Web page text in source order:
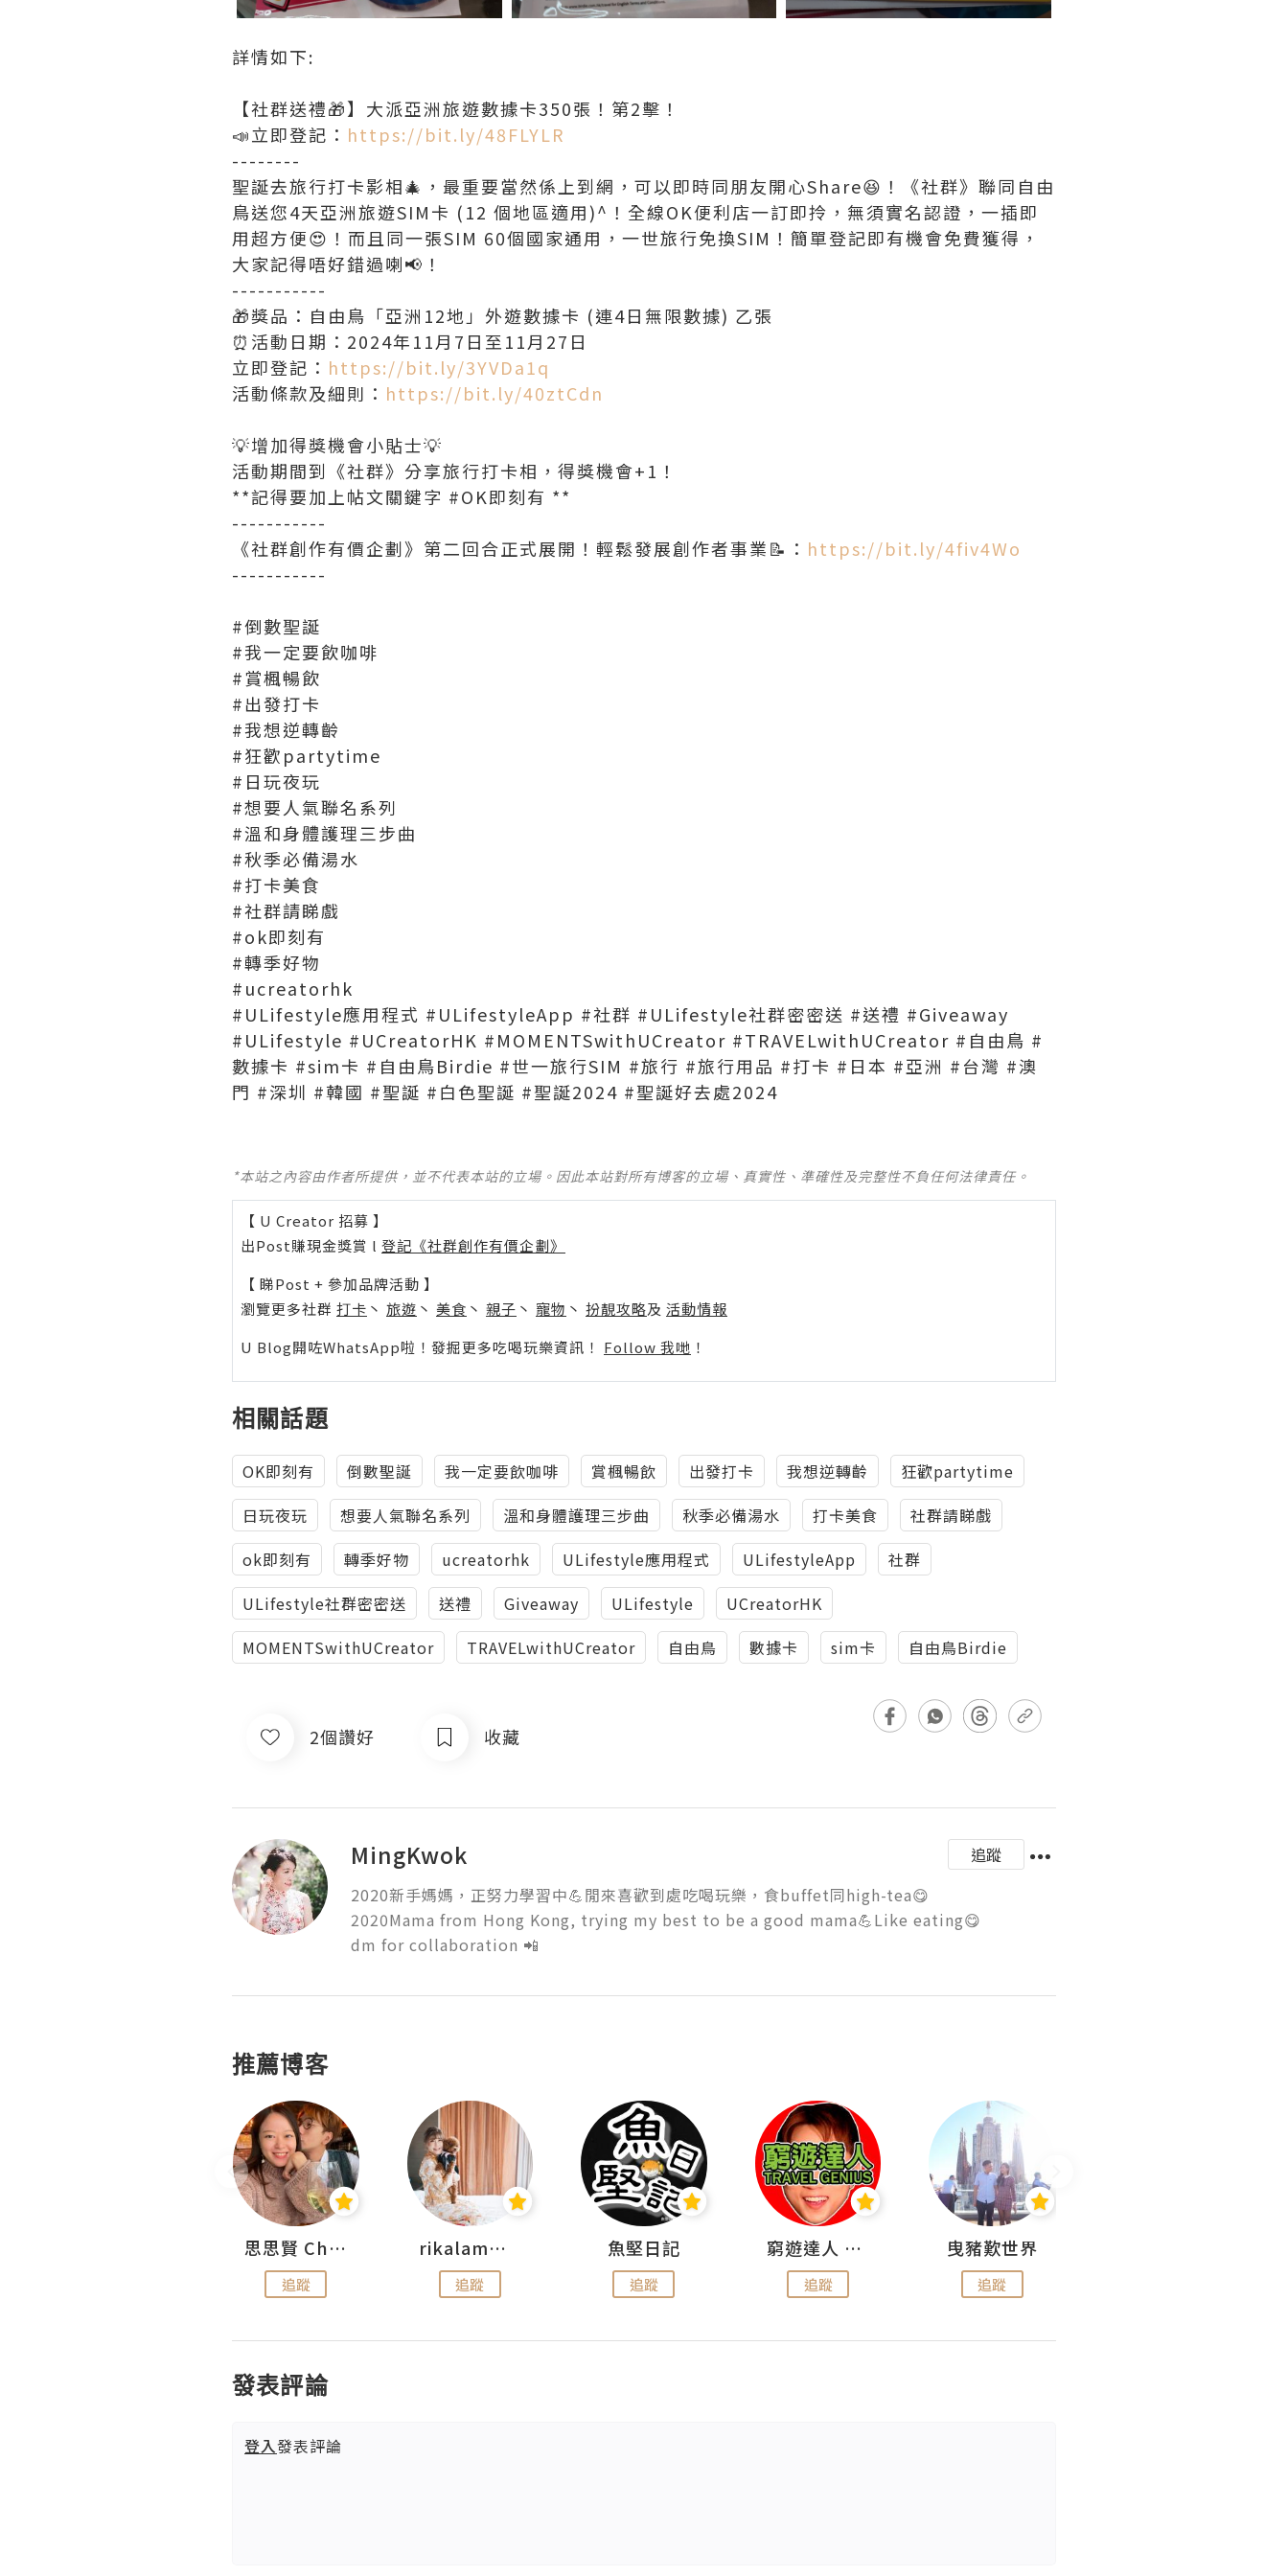
詳情如下:
【社群送禮🎁】大派亞洲旅遊數據卡350張！第2擊！
📣立即登記： https://bit.ly/48FLYLR
--------
聖誕去旅行打卡影相🎄，最重要當然係上到網，可以即時同朋友開心Share😆！《社群》聯同自由
鳥送您4天亞洲旅遊SIM卡 (12 個地區適用)^！全線OK便利店一訂即拎，無須實名認證，一插即
用超方便😍！而且同一張SIM 60個國家通用，一世旅行免換SIM！簡單登記即有機會免費獲得，
大家記得唔好錯過喇📢！
-----------
🎁獎品：自由鳥「亞洲12地」外遊數據卡 (連4日無限數據) 乙張
⏰活動日期：2024年11月7日至11月27日
立即登記： https://bit.ly/3YVDa1q
活動條款及細則： https://bit.ly/40ztCdn
💡增加得獎機會小貼士💡
活動期間到《社群》分享旅行打卡相，得獎機會+1！
**記得要加上帖文關鍵字 #OK即刻有 **
-----------
《社群創作有價企劃》第二回合正式展開！輕鬆發展創作者事業📝： https://bit.ly/4fiv4Wo
-----------
#倒數聖誕
#我一定要飲咖啡
#賞楓暢飲
#出發打卡
#我想逆轉齡
#狂歡partytime
#日玩夜玩
#想要人氣聯名系列
#溫和身體護理三步曲
#秋季必備湯水
#打卡美食
#社群請睇戲
#ok即刻有
#轉季好物
#ucreatorhk
#ULifestyle應用程式 #ULifestyleApp #社群 #ULifestyle社群密密送 #送禮 #Giveaway
#ULifestyle #UCreatorHK #MOMENTSwithUCreator #TRAVELwithUCreator #自由鳥 #
數據卡 #sim卡 #自由鳥Birdie #世一旅行SIM #旅行 #旅行用品 #打卡 #日本 #亞洲 #台灣 #澳
門 #深圳 #韓國 #聖誕 #白色聖誕 #聖誕2024 #聖誕好去處2024
*本站之內容由作者所提供，並不代表本站的立場。因此本站對所有博客的立場、真實性、準確性及完整性不負任何法律責任。
【 U Creator 招募 】
出Post賺現金獎賞 l 登記《社群創作有價企劃》
【 睇Post + 參加品牌活動 】
瀏覽更多社群 打卡 丶 旅遊 丶 美食 丶 親子 丶 寵物 丶 扮靚攻略及 活動情報
U Blog開咗WhatsApp啦！發掘更多吃喝玩樂資訊！ Follow 我哋 ！
相關話題
OK即刻有 倒數聖誕 我一定要飲咖啡 賞楓暢飲 出發打卡 我想逆轉齡
狂歡partytime
日玩夜玩
想要人氣聯名系列 溫和身體護理三步曲 秋季必備湯水 打卡美食
社群請睇戲
ok即刻有
轉季好物 ucreatorhk ULifestyle應用程式 ULifestyleApp
社群
ULifestyle社群密密送
送禮 Giveaway ULifestyle
UCreatorHK
MOMENTSwithUCreator
TRAVELwithUCreator 自由鳥 數據卡 sim卡 自由鳥Birdie
2個讚好 收藏
MingKwok
追蹤
2020新手媽媽，正努力學習中💪閒來喜歡到處吃喝玩樂，食buffet同high-tea😋
2020Mama from Hong Kong, trying my best to be a good mama💪Like eating😋
dm for collaboration 📲
推薦博客
思思賢 ChillMyBabe
追蹤
rikalammm
追蹤
魚堅日記
追蹤
窮遊達人 Mr.TravelGenius
追蹤
曳豬歎世界
追蹤
發表評論
登入發表評論